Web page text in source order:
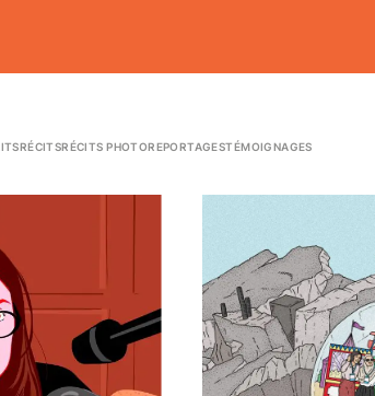
RÉCITSRÉCITS PHOTOREPORTAGESTÉMOIGNAGES